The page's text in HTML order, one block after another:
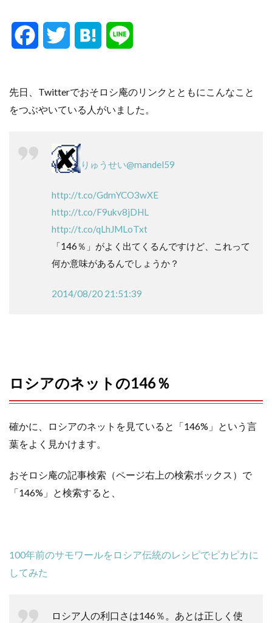
c
e
i
t
t
e
r
t
e
a
n
e
先日、Twitterでおそロシ庵のリンクとともにこんなこと
をつぶやいている人がいました。
りゅうせい@mandel59
http://t.co/GdmYCO3wXE
http://t.co/F9ukv8jDHL
http://t.co/qLhJMLoTxt
「146％」がよく出てくるんですけど、これって
何か意味があるんでしょうか？
2014/08/20 21:51:39
ロシアのネットの146％
確かに、ロシアのネットを見ていると「146%」という言
葉をよく見かけます。
おそロシ庵の記事検索（ページ右上の検索ボックス）で
「146%」と検索すると、
100年前のサモワールをロシア伝統のレシピでピカピカに
してみた
ロシア人の利口さは146％。あとは正しく使